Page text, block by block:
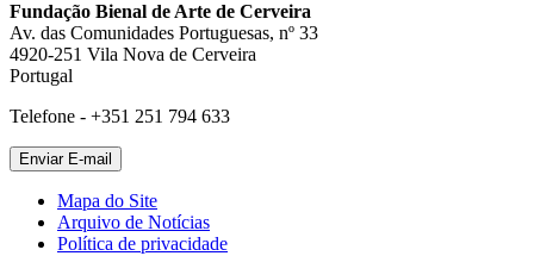
Fundação Bienal de Arte de Cerveira
Av. das Comunidades Portuguesas, nº 33
4920-251 Vila Nova de Cerveira
Portugal
Telefone - +351 251 794 633
Mapa do Site
Arquivo de Notícias
Política de privacidade